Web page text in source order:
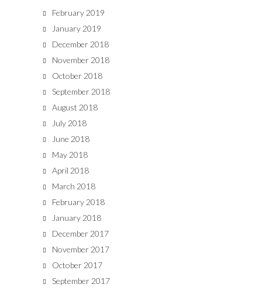
February 2019
January 2019
December 2018
November 2018
October 2018
September 2018
August 2018
July 2018
June 2018
May 2018
April 2018
March 2018
February 2018
January 2018
December 2017
November 2017
October 2017
September 2017